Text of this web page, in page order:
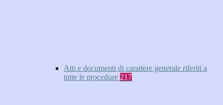
Atti e documenti di carattere generale riferiti a
tutte le procedure 217